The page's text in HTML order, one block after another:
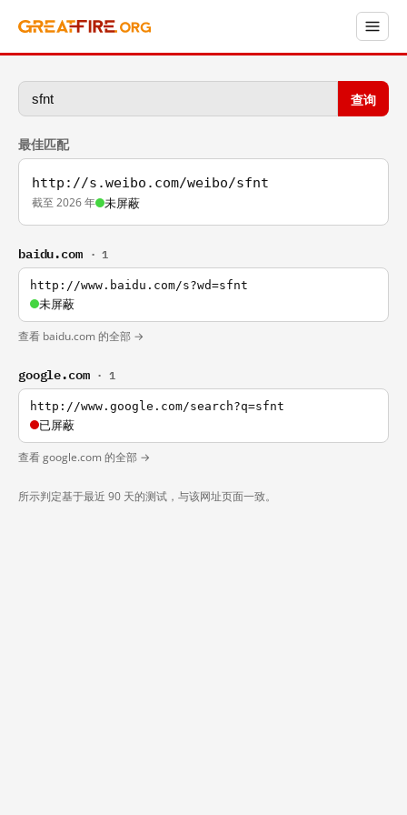
查询
最佳匹配
http://s.weibo.com/weibo/sfnt
截至 2026 年 未屏蔽
baidu.com · 1
http://www.baidu.com/s?wd=sfnt
未屏蔽
查看 baidu.com 的全部 →
google.com · 1
http://www.google.com/search?q=sfnt
已屏蔽
查看 google.com 的全部 →
所示判定基于最近 90 天的测试，与该网址页面一致。